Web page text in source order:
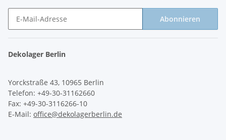
Abonnieren
Dekolager Berlin
Yorckstraße 43, 10965 Berlin
Telefon: +49-30-31162660
Fax: +49-30-3116266-10
E-Mail: office@dekolagerberlin.de